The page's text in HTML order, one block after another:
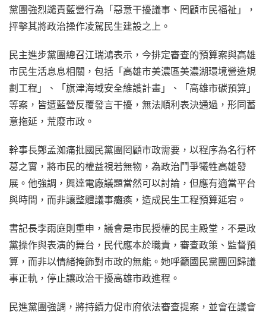
黨團強烈譴責藍營行為「惡意干擾議事、罔顧市民福祉」，
抨擊其將政治操作凌駕民生建設之上。
民主進步黨團總召江瑞鴻表示，今排定審查的預算案與高雄
市民生活息息相關，包括「高雄市美濃區美濃湖環境營造規
劃工程」、「旗津海域安全維護計畫」、「高雄市碳預算」
等案，皆遭藍營反覆發言干擾，無法順利表決通過，形同蓄
意拖延，荒廢市政。
幹事長鄭孟洳痛批國民黨團罔顧市政需要，以程序為名行杯
葛之實，將市民的權益視若無物，為政治鬥爭犧牲高雄發
展。他強調，興達電廠議題當然可以討論，但應有適當平台
與時間，而非讓整體議事癱瘓，造成民生工程預算延宕。
書記長李雨庭則重申，議會是市民授權的民主殿堂，不是政
黨操作與表演的舞台，民代應本於職責，審查政策、監督預
算，而非以情緒掩飾對市政的無能。她呼籲國民黨團回歸議
事正軌，停止讓政治干擾高雄市政進程。
民進黨團強調，將持續力促市府依法審查提案，並會在議會